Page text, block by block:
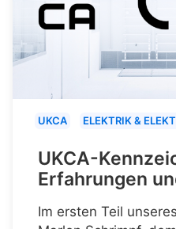
UKCA ELEKTRIK &
UKCA-
Erfahrungen
Im ersten Teil